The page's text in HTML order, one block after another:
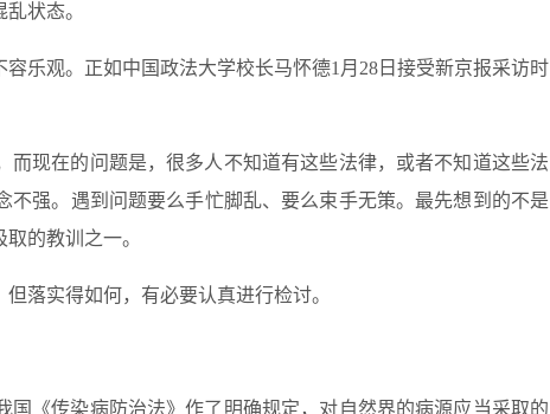
状态。
乐观。正如中国政法大学校长马怀德1月28日接受新京报采访时
而现在的问题是，很多人不知道有这些法律，或者不知道这些法
强。遇到问题要么手忙脚乱、要么束手无策。最先想到的不是
的教训之一。
落实得如何，有必要认真进行检讨。
《传染病防治法》作了明确规定，对自然界的病源应当采取的